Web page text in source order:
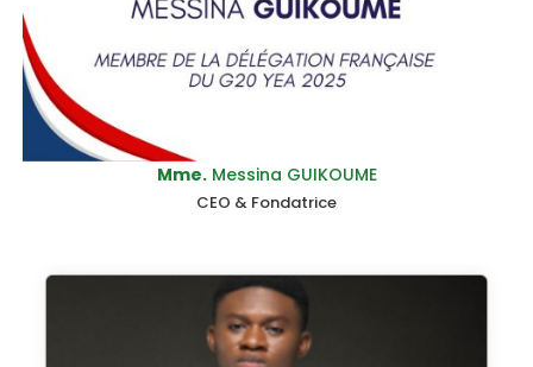
Mme.Messina GUIKOUME
CEO & Fondatrice